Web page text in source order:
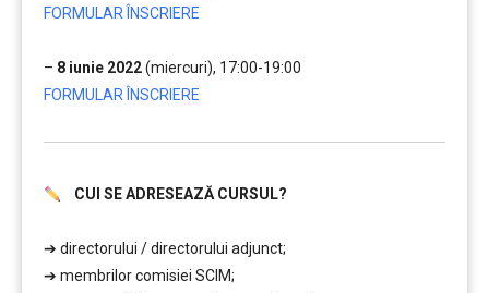
FORMULAR ÎNSCRIERE
– 8 iunie 2022(miercuri), 17:00-19:00
FORMULAR ÎNSCRIERE
CUI SE ADRESEAZĂ CURSUL?
➔ directorului / directorului adjunct;
➔ membrilor comisiei SCIM;